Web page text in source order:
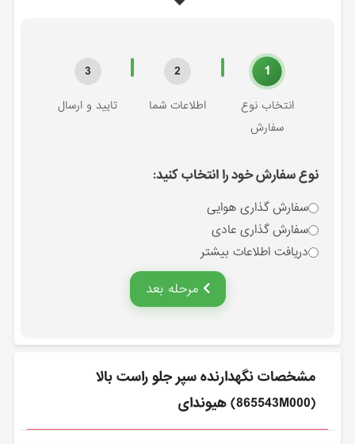
1
انتخاب نوع
سفارش
2
اطلاعات شما
3
تایید و ارسال
نوع سفارش خود را انتخاب کنید:
سفارش گذاری هوایی
سفارش گذاری عادی
دریافت اطلاعات بیشتر
مرحله بعد
مشخصات نگهدارنده سپر جلو راست بالا
(865543M000) هیوندای